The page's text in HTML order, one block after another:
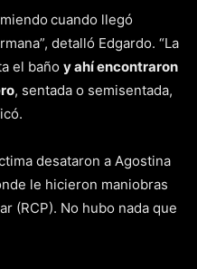
cuando llegó
detalló Edgardo. “La
el baño y ahí encontraron
, sentada o semisentada,
desataron a Agostina
le hicieron maniobras
(RCP). No hubo nada que